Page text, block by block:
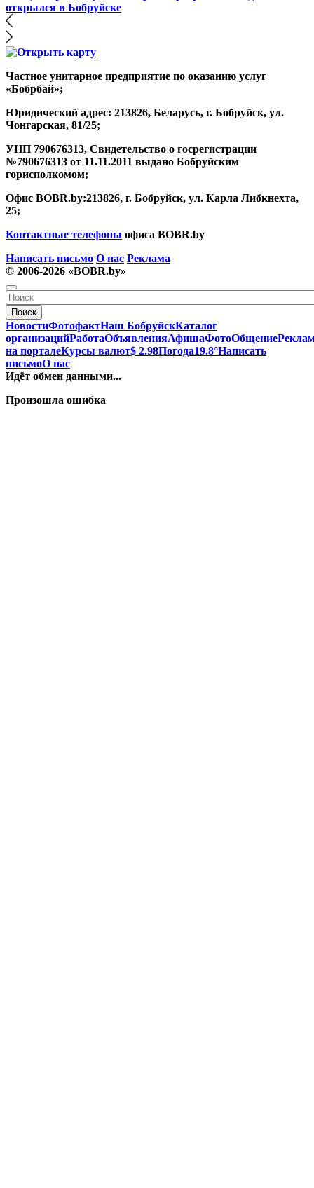
открылся в Бобруйске
Частное унитарное предприятие по оказанию услуг
«Бобрбай»;
Юридический адрес: 213826, Беларусь, г. Бобруйск, ул.
Чонгарская, 81/25;
УНП 790676313, Свидетельство о госрегистрации
№790676313 от 11.11.2011 выдано Бобруйским
горисполкомом;
Офис BOBR.by:213826, г. Бобруйск, ул. Карла Либкнехта,
25;
Контактные телефоны офиса BOBR.by
Написать письмо О нас Реклама
© 2006-2026 «BOBR.by»
Поиск
НовостиФотофактНаш БобруйскКаталог
организацийРаботаОбъявленияАфишаФотоОбщение
на порталеКурсы валют$ 2.98Погода19.8°Написать
письмоО нас
Идёт обмен данными...
Произошла ошибка